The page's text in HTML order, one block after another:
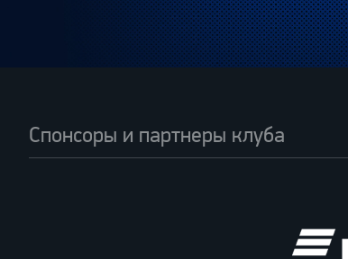
Спонсоры и партнеры клуба